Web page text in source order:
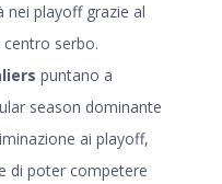
nei playoff grazie al
serbo.
puntano a
season dominante
ai playoff,
di poter competere